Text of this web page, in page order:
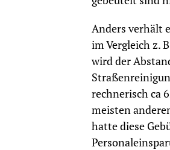
Anders verhält
im Vergleich z.
wird der
rechnerisch ca
meisten
hatte diese